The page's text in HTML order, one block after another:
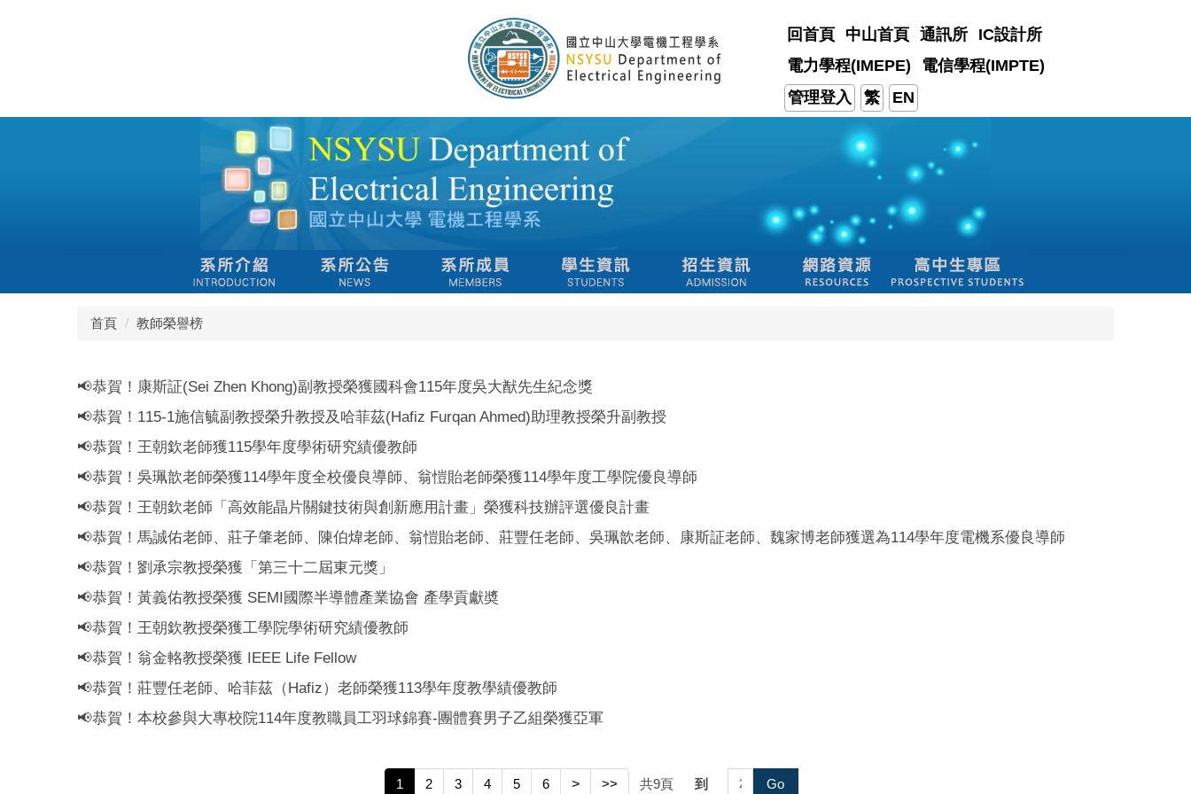
回首頁 中山首頁 通訊所
IC設計所
電力學程(IMEPE)
電信學程(IMPTE)
管理登入
繁 EN
首頁 教師榮譽榜
📢恭賀！康斯証(Sei Zhen Khong)副教授榮獲國科會115年度吳大猷先生紀念獎
📢恭賀！115-1施信毓副教授榮升教授及哈菲茲(Hafiz Furqan Ahmed)助理教授榮升副教授
📢恭賀！王朝欽老師獲115學年度學術研究績優教師
📢恭賀！吳珮歆老師榮獲114學年度全校優良導師、翁愷貽老師榮獲114學年度工學院優良導師
📢恭賀！王朝欽老師「高效能晶片關鍵技術與創新應用計畫」榮獲科技辦評選優良計畫
📢恭賀！馬誠佑老師、莊子肇老師、陳伯煒老師、翁愷貽老師、莊豐任老師、吳珮歆老師、康斯証老師、魏家博老師獲選為114學年度電機系優良導師
📢恭賀！劉承宗教授榮獲「第三十二屆東元獎」
📢恭賀！黃義佑教授榮獲 SEMI國際半導體產業協會 產學貢獻奬
📢恭賀！王朝欽教授榮獲工學院學術研究績優教師
📢恭賀！翁金輅教授榮獲 IEEE Life Fellow
📢恭賀！莊豐任老師、哈菲茲（Hafiz）老師榮獲113學年度教學績優教師
📢恭賀！本校參與大專校院114年度教職員工羽球錦賽-團體賽男子乙組榮獲亞軍
1 2 3 4 5 6 > >> 共9頁 到 Go